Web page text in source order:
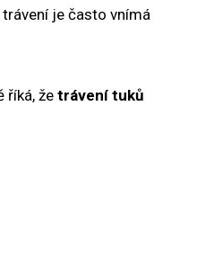
je často vnímá
říká, že trávení tuků